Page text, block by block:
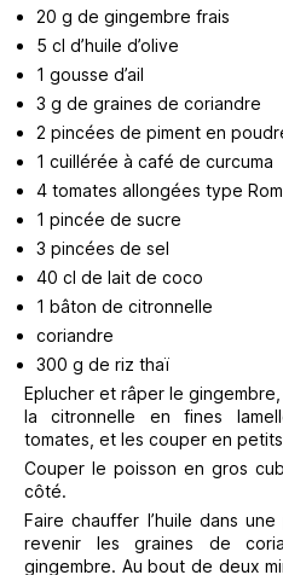
20 g de gingembre frais
5 cl d’huile d’olive
1 gousse d’ail
3 g de graines de coriandre
2 pincées de piment en
1 cuillérée à café de curcuma
4 tomates allongées type
1 pincée de sucre
3 pincées de sel
40 cl de lait de coco
1 bâton de citronnelle
coriandre
300 g de riz thaï
Eplucher et râper le
la citronnelle en fines
tomates, et les couper en
Couper le poisson en gros
côté.
Faire chauffer l’huile dans
revenir les graines de
gingembre. Au bout de deux